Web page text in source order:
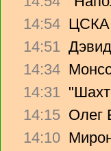
14:54 ЦСКА
14:51
14:34
14:31
14:15 Олег
14:10